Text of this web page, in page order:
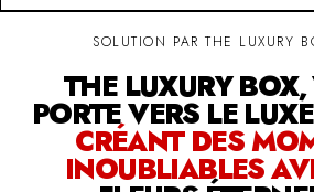
SOLUTION PAR THE LUXURY
THE LUXURY BOX,
PORTE VERS LE
CRÉANT DES
INOUBLIABLES